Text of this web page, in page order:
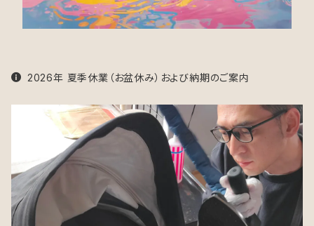
2026年 夏季休業（お盆休み）および納期のご案内